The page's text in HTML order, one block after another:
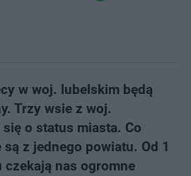
w woj. lubelskim będą
Trzy wsie z woj.
o status miasta. Co
z jednego powiatu. Od 1
nas ogromne